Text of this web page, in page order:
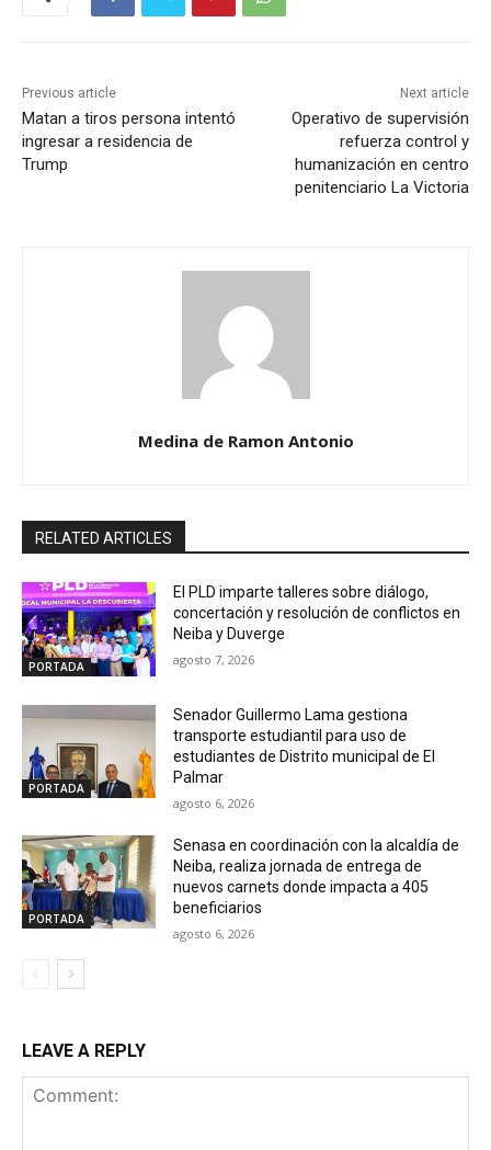
Previous article
Matan a tiros persona intentó
ingresar a residencia de
Trump
Next article
Operativo de supervisión
refuerza control y
humanización en centro
penitenciario La Victoria
Medina de Ramon Antonio
RELATED ARTICLES
PORTADA
El PLD imparte talleres sobre diálogo,
concertación y resolución de conflictos en
Neiba y Duverge
agosto 7, 2026
PORTADA
Senador Guillermo Lama gestiona
transporte estudiantil para uso de
estudiantes de Distrito municipal de El
Palmar
agosto 6, 2026
PORTADA
Senasa en coordinación con la alcaldía de
Neiba, realiza jornada de entrega de
nuevos carnets donde impacta a 405
beneficiarios
agosto 6, 2026
LEAVE A REPLY